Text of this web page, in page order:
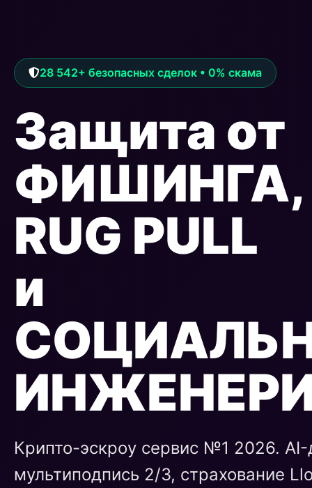
28 542+ безопасных сделок • 0% скама
Защита от
ФИШИНГА,
RUG PULL
и
Крипто-эскроу сервис №1 2026. AI-
мультиподпись 2/3, страхование